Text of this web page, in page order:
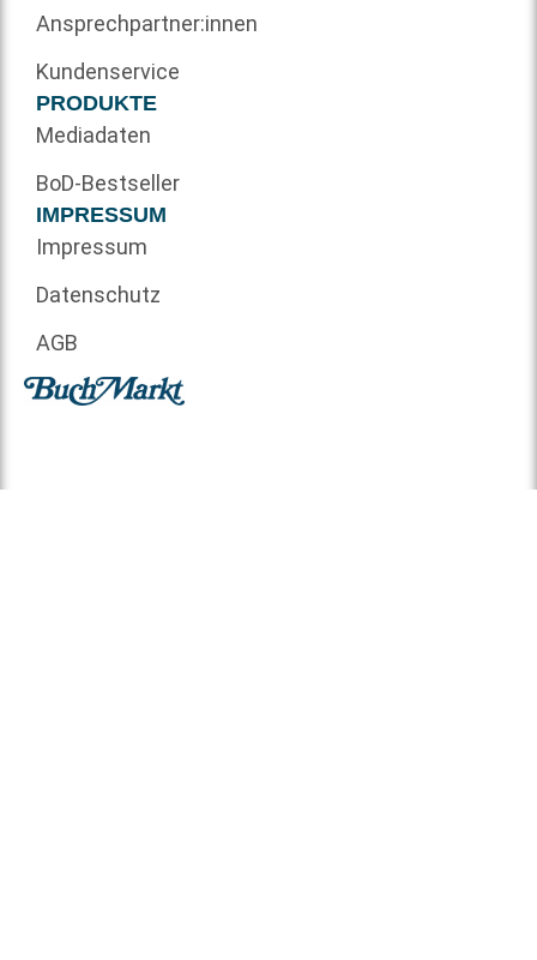
Ansprechpartner:innen
Kundenservice
PRODUKTE
Mediadaten
BoD-Bestseller
IMPRESSUM
Impressum
Datenschutz
AGB